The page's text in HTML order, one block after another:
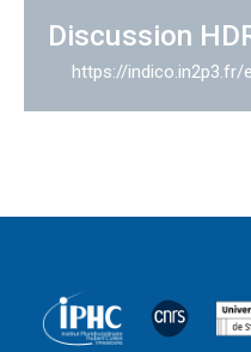
Discussion
https://indico.in2p3.fr/